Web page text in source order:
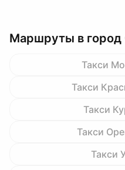
Маршруты в город
Такси
Такси
Такси
Такси
Такси